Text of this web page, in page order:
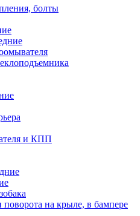
болты
и КПП
поворота на крыле, в бампере